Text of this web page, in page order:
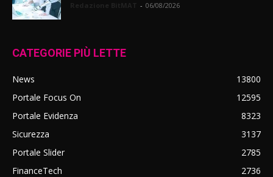
- 06/08/2026
CATEGORIE PIÙ LETTE
News
13800
Portale Focus On
12595
Portale Evidenza
8323
Sicurezza
3137
Portale Slider
2785
FinanceTech
2736